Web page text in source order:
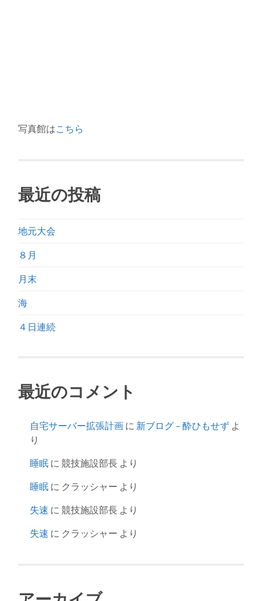
写真館は こちら
最近の投稿
地元大会
８月
月末
海
４日連続
最近のコメント
自宅サーバー拡張計画 に 新ブログ – 酔ひもせず よ
り
睡眠 に競技施設部長 より
睡眠 に クラッシャー より
失速 に競技施設部長 より
失速 に クラッシャー より